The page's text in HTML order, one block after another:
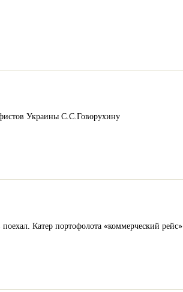
Украины С.С.Говорухину
Катер портофолота «коммерческий рейс»